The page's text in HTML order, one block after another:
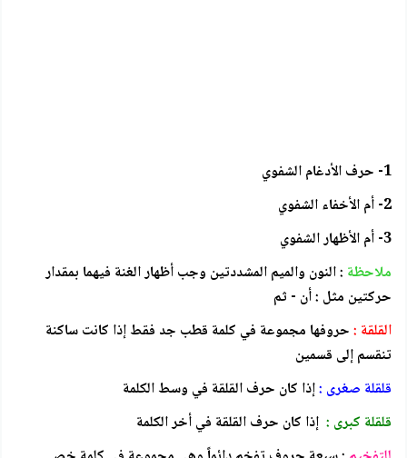
1- حرف الأدغام الشفوي
2- أم الأخفاء الشفوي
3- أم الأظهار الشفوي
ملاحظة : النون والميم المشددتين وجب أظهار الغنة فيهما بمقدار
حركتين مثل : أن - ثم
القلقة :حروفها مجموعة في كلمة قطب جد فقط إذا كانت ساكنة
تنقسم إلى قسمين
قلقلة صغرى :إذا كان حرف القلقة في وسط الكلمة
قلقلة كبرى : إذا كان حرف القلقة في أخر الكلمة